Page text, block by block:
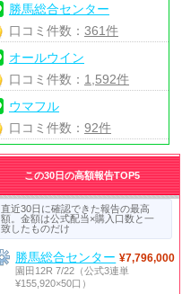
勝馬総合センター
口コミ件数： 361件
オールウイン
口コミ件数： 1,592件
ウマフル
口コミ件数： 92件
この30日の高額報告TOP5
直近30日に確認できた報告の最高
額。金額は公式配当×購入口数と一
致したものだけ
勝馬総合センター ¥7,796,000
園田12R 7/22（公式3連単
¥155,920×50口）